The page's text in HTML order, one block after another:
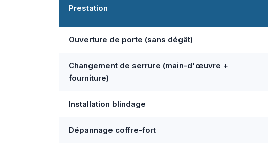
Prestation
Ouverture de porte (sans dégât)
Changement de serrure (main-d'œuvre +
fourniture)
Installation blindage
Dépannage coffre-fort